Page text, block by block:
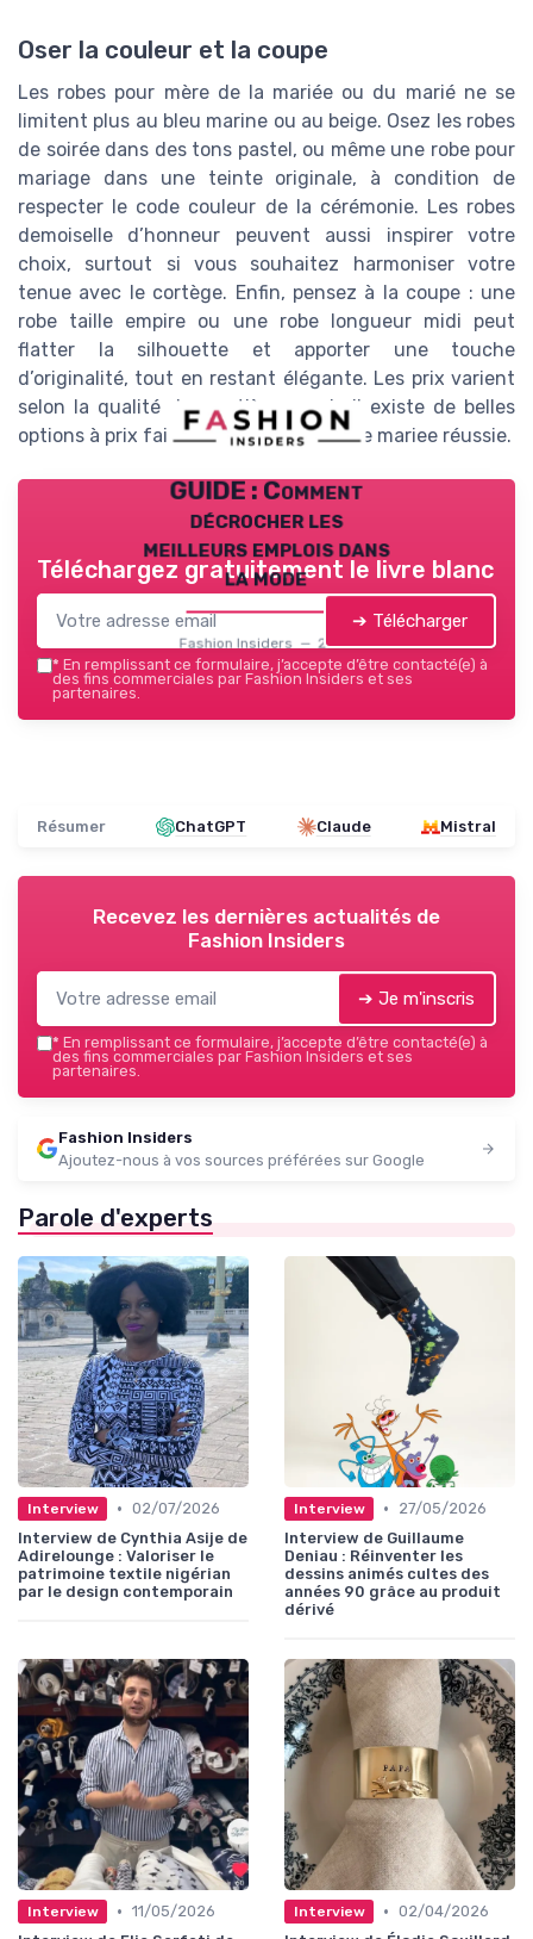
Oser la couleur et la coupe
Les robes pour mère de la mariée ou du marié ne se
limitent plus au bleu marine ou au beige. Osez les robes
de soirée dans des tons pastel, ou même une robe pour
mariage dans une teinte originale, à condition de
respecter le code couleur de la cérémonie. Les robes
demoiselle d’honneur peuvent aussi inspirer votre
choix, surtout si vous souhaitez harmoniser votre
tenue avec le cortège. Enfin, pensez à la coupe : une
robe taille empire ou une robe longueur midi peut
flatter la silhouette et apporter une touche
d’originalité, tout en restant élégante. Les prix varient
selon la qualité des matières, mais il existe de belles
options à prix faible pour une robe mère mariee réussie.
GUIDE : Comment
décrocher les
meilleurs emplois dans
la mode
Fashion Insiders — 2026
Téléchargez gratuitement le livre blanc
➔ Télécharger
* En remplissant ce formulaire, j’accepte d’être contacté(e) à
des fins commerciales par Fashion Insiders et ses
partenaires.
Résumer ChatGPT Claude Mistral
Recevez les dernières actualités de
Fashion Insiders
➔ Je m'inscris
* En remplissant ce formulaire, j’accepte d’être contacté(e) à
des fins commerciales par Fashion Insiders et ses
partenaires.
Fashion Insiders
Ajoutez-nous à vos sources préférées sur Google
Parole d'experts
Interview • 02/07/2026
Interview de Cynthia Asije de
Adirelounge : Valoriser le
patrimoine textile nigérian
par le design contemporain
Interview •
27/05/2026
Interview de Guillaume
Deniau : Réinventer les
dessins animés cultes des
années 90 grâce au produit
dérivé
Interview • 11/05/2026
Interview • 02/04/2026